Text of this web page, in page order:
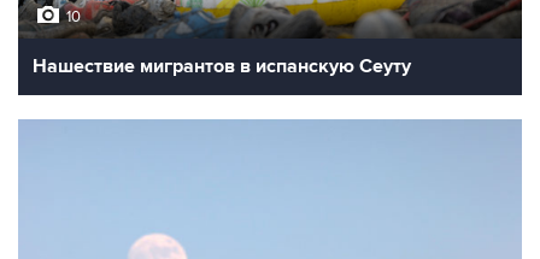
10
Нашествие мигрантов в испанскую Сеуту